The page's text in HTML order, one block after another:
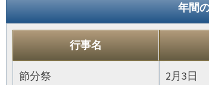
年間
行事名
節分祭 2月3日